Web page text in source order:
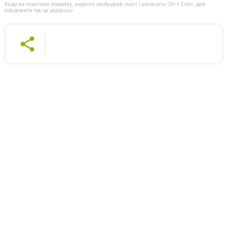
Якщо ви помітили помилку, виділіть необхідний текст і натисніть Ctrl + Enter, щоб
повідомити про це редакцію